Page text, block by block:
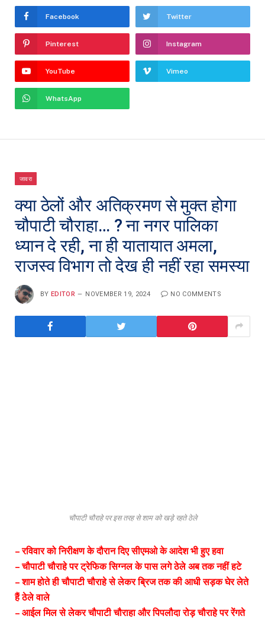
Facebook Twitter
Pinterest Instagram
YouTube Vimeo
WhatsApp
जावरा
क्या ठेलों और अतिक्रमण से मुक्त होगा
चौपाटी चौराहा… ? ना नगर पालिका
ध्यान दे रही, ना ही यातायात अमला,
राजस्व विभाग तो देख ही नहीं रहा समस्या
BY EDITOR NOVEMBER 19, 2024 NO COMMENTS
चौपाटी चौराहे पर इस तरह से शाम को खड़े रहते ठेले
– रविवार को निरीक्षण के दौरान दिए सीएमओ के आदेश भी हुए हवा
– चौपाटी चौराहे पर ट्रेफिक सिग्नल के पास लगे ठेले अब तक नहीं हटे
– शाम होते ही चौपाटी चौराहे से लेकर ब्रिज तक की आधी सड़क घेर लेते
हैं ठेले वाले
– आईल मिल से लेकर चौपाटी चौराहा और पिपलौदा रोड़ चौराहे पर रेंगते